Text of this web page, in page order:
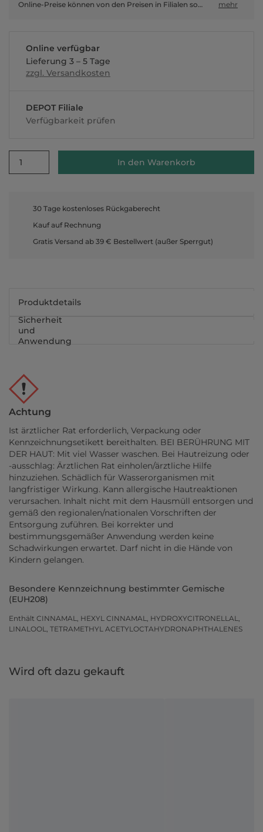
Online-Preise können von den Preisen in Filialen sowie Shop-in-Shop-Flächen abweichen. mehr
Online verfügbar
Lieferung 3 – 5 Tage
zzgl. Versandkosten
DEPOT Filiale
Verfügbarkeit prüfen
1 In den Warenkorb
30 Tage kostenloses Rückgaberecht
Kauf auf Rechnung
Gratis Versand ab 39 € Bestellwert (außer Sperrgut)
Produktdetails
Sicherheit
und
Anwendung
Achtung
Ist ärztlicher Rat erforderlich, Verpackung oder
Kennzeichnungsetikett bereithalten. BEI BERÜHRUNG MIT
DER HAUT: Mit viel Wasser waschen. Bei Hautreizung oder
-ausschlag: Ärztlichen Rat einholen/ärztliche Hilfe
hinzuziehen. Schädlich für Wasserorganismen mit
langfristiger Wirkung. Kann allergische Hautreaktionen
verursachen. Inhalt nicht mit dem Hausmüll entsorgen und
gemäß den regionalen/nationalen Vorschriften der
Entsorgung zuführen. Bei korrekter und
bestimmungsgemäßer Anwendung werden keine
Schadwirkungen erwartet. Darf nicht in die Hände von
Kindern gelangen.
Besondere Kennzeichnung bestimmter Gemische
(EUH208)
Enthält CINNAMAL, HEXYL CINNAMAL, HYDROXYCITRONELLAL,
LINALOOL, TETRAMETHYL ACETYLOCTAHYDRONAPHTHALENES
Wird oft dazu gekauft